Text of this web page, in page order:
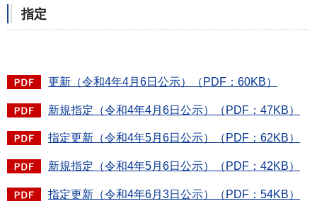
指定
更新（令和4年4月6日公示）（PDF：60KB）
新規指定（令和4年4月6日公示）（PDF：47KB）
指定更新（令和4年5月6日公示）（PDF：62KB）
新規指定（令和4年5月6日公示）（PDF：42KB）
指定更新（令和4年6月3日公示）（PDF：54KB）